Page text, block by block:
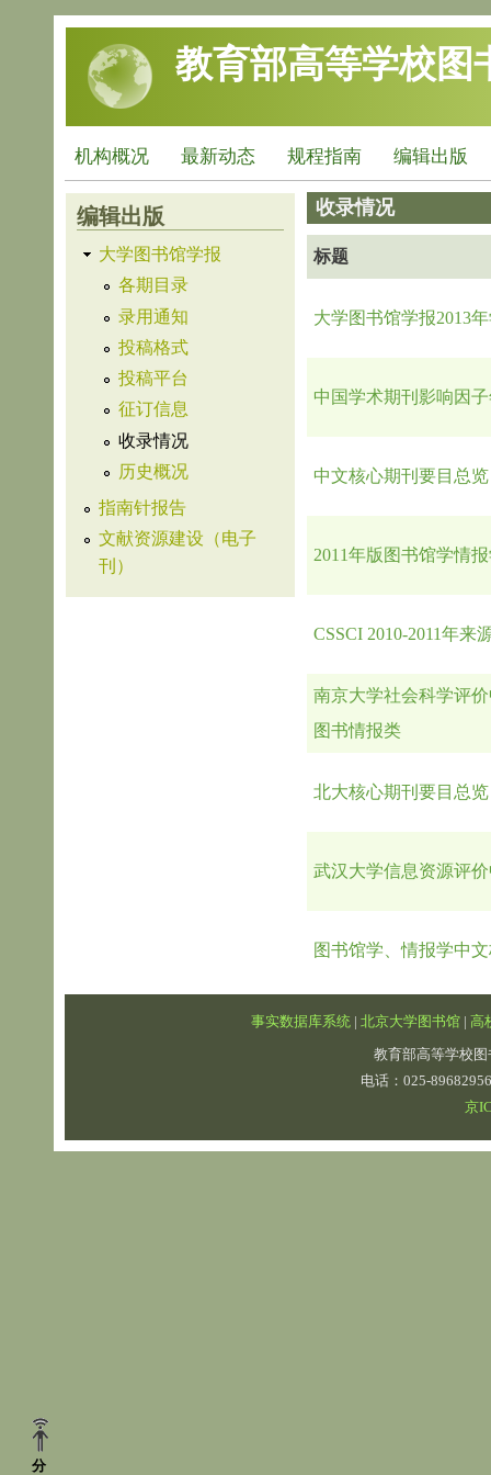
跳转到主要内容
教育部高等学校图
机构概况 最新动态 规程指南 编辑出版
分
编辑出版
大学图书馆学报
各期目录
录用通知
投稿格式
投稿平台
征订信息
收录情况
历史概况
指南针报告
文献资源建设（电子
刊）
收录情况
标题
大学图书馆学报2013
中国学术期刊影响因
中文核心期刊要目总
2011年版图书馆学情
CSSCI 2010-2011年来
南京大学社会科学评
图书情报类
北大核心期刊要目总
武汉大学信息资源评
图书馆学、情报学中
事实数据库系统| 北京大学图书馆| 高
教育部高等学校
电话：025-
京